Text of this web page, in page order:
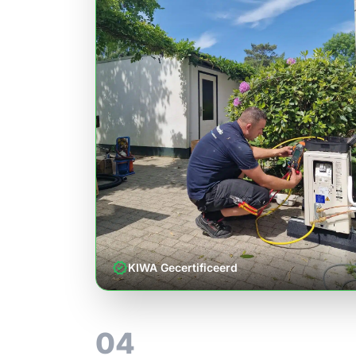
verifiedKIWA Gecertificeerd
04